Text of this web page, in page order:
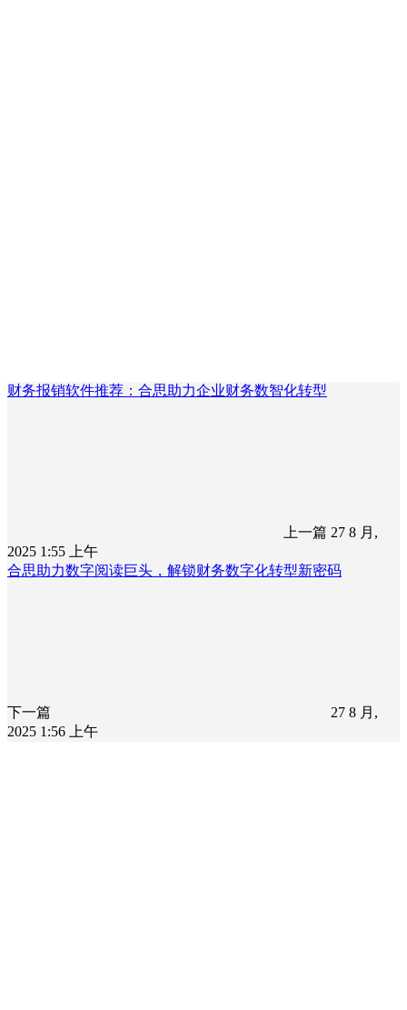
财务报销软件推荐：合思助力企业财务数智化转型
上一篇 27 8 月,
2025 1:55 上午
合思助力数字阅读巨头，解锁财务数字化转型新密码
下一篇
27 8 月,
2025 1:56 上午